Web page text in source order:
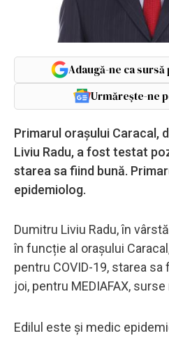
Adaugă-ne ca
Urmărește-ne
Primarul orașului Caracal,
Liviu Radu, a fost testat
starea sa fiind bună.
epidemiolog.
Dumitru Liviu Radu, în
în funcție al orașului
pentru COVID-19, starea sa
joi, pentru MEDIAFAX,
Edilul este și medic